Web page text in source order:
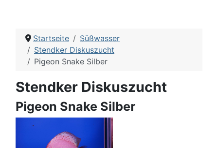
Startseite
Süßwasser
Stendker Diskuszucht
Pigeon Snake Silber
Stendker Diskuszucht
Pigeon Snake Silber